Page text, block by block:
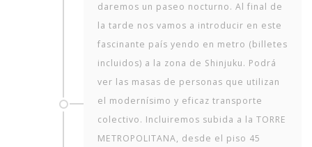
daremos un paseo nocturno. Al final de
la tarde nos vamos a introducir en este
fascinante país yendo en metro (billetes
incluidos) a la zona de Shinjuku. Podrá
ver las masas de personas que utilizan
el modernísimo y eficaz transporte
colectivo. Incluiremos subida a la TORRE
METROPOLITANA, desde el piso 45